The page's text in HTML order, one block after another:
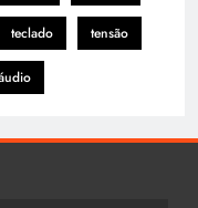
teclado tensão